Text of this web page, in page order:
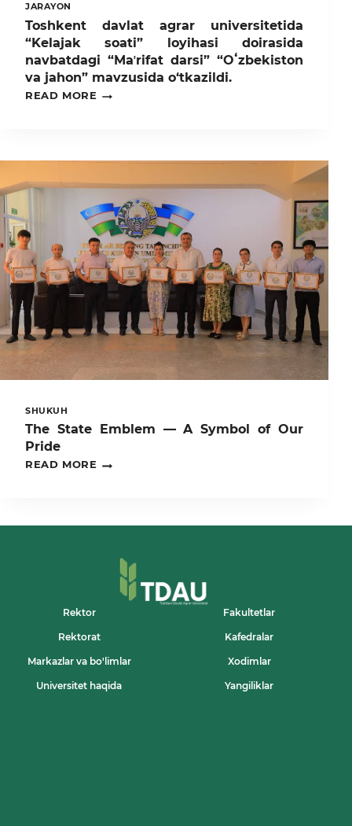
JARAYON
Toshkent davlat agrar universitetida
“Kelajak soati” loyihasi doirasida
navbatdagi “Maʼrifat darsi” “Oʻzbekiston
va jahon” mavzusida o‘tkazildi.
READ MORE
TOSHKENT
SOATI”
DOIRASIDA
NAVBATDAGI
“MAʼRIFAT
DARSI”
“OʻZBEKISTON
VA
JAHON”
MAVZUSIDA
O‘TKAZILDI.
SHUKUH
The State Emblem — A Symbol of Our
Pride
READ MORE
THE
Rektor Fakultetlar
Rektorat Kafedralar
Markazlar va bo'limlar Xodimlar
Universitet haqida Yangiliklar